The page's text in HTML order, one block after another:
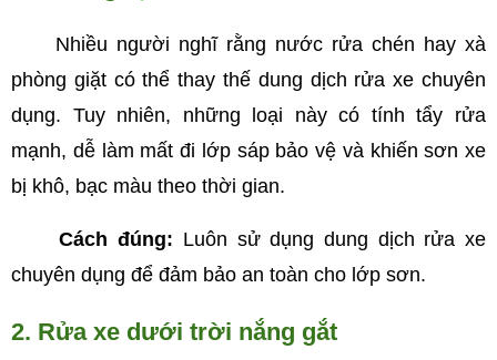
Nhiều người nghĩ rằng nước rửa chén hay xà
phòng giặt có thể thay thế dung dịch rửa xe chuyên
dụng. Tuy nhiên, những loại này có tính tẩy rửa
mạnh, dễ làm mất đi lớp sáp bảo vệ và khiến sơn xe
bị khô, bạc màu theo thời gian.
Cách đúng: Luôn sử dụng dung dịch rửa xe
chuyên dụng để đảm bảo an toàn cho lớp sơn.
2. Rửa xe dưới trời nắng gắt